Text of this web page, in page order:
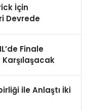
İçin
Devrede
Finale
ile Anlaştı İki